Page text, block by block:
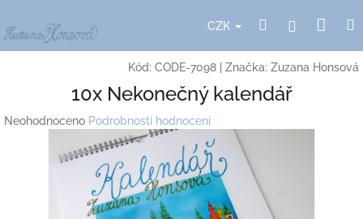
na
obsah
CZK HledatPřihlášení
Kód: CODE-7098 Značka: Zuzana Honsová
10x Nekonečný kalendář
Průměrné
Neohodnoceno Podrobnosti hodnocení